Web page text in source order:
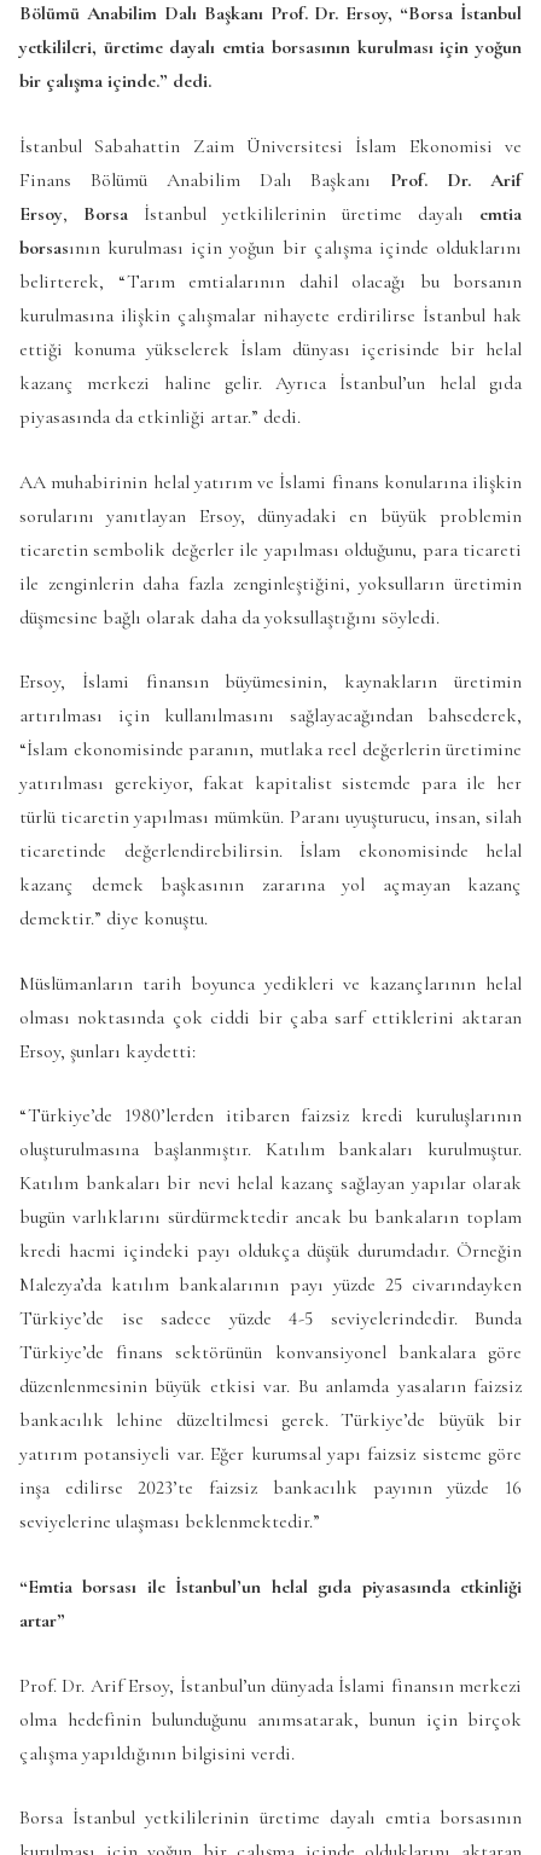
Bölümü Anabilim Dalı Başkanı Prof. Dr. Ersoy, “Borsa İstanbul
yetkilileri, üretime dayalı emtia borsasının kurulması için yoğun
bir çalışma içinde.” dedi.
İstanbul Sabahattin Zaim Üniversitesi İslam Ekonomisi ve
Finans Bölümü Anabilim Dalı Başkanı Prof. Dr. Arif
Ersoy, Borsa İstanbul yetkililerinin üretime dayalı emtia
borsasının kurulması için yoğun bir çalışma içinde olduklarını
belirterek, “Tarım emtialarının dahil olacağı bu borsanın
kurulmasına ilişkin çalışmalar nihayete erdirilirse İstanbul hak
ettiği konuma yükselerek İslam dünyası içerisinde bir helal
kazanç merkezi haline gelir. Ayrıca İstanbul’un helal gıda
piyasasında da etkinliği artar.” dedi.
AA muhabirinin helal yatırım ve İslami finans konularına ilişkin
sorularını yanıtlayan Ersoy, dünyadaki en büyük problemin
ticaretin sembolik değerler ile yapılması olduğunu, para ticareti
ile zenginlerin daha fazla zenginleştiğini, yoksulların üretimin
düşmesine bağlı olarak daha da yoksullaştığını söyledi.
Ersoy, İslami finansın büyümesinin, kaynakların üretimin
artırılması için kullanılmasını sağlayacağından bahsederek,
“İslam ekonomisinde paranın, mutlaka reel değerlerin üretimine
yatırılması gerekiyor, fakat kapitalist sistemde para ile her
türlü ticaretin yapılması mümkün. Paranı uyuşturucu, insan, silah
ticaretinde değerlendirebilirsin. İslam ekonomisinde helal
kazanç demek başkasının zararına yol açmayan kazanç
demektir.” diye konuştu.
Müslümanların tarih boyunca yedikleri ve kazançlarının helal
olması noktasında çok ciddi bir çaba sarf ettiklerini aktaran
Ersoy, şunları kaydetti:
“Türkiye’de 1980’lerden itibaren faizsiz kredi kuruluşlarının
oluşturulmasına başlanmıştır. Katılım bankaları kurulmuştur.
Katılım bankaları bir nevi helal kazanç sağlayan yapılar olarak
bugün varlıklarını sürdürmektedir ancak bu bankaların toplam
kredi hacmi içindeki payı oldukça düşük durumdadır. Örneğin
Malezya’da katılım bankalarının payı yüzde 25 civarındayken
Türkiye’de ise sadece yüzde 4-5 seviyelerindedir. Bunda
Türkiye’de finans sektörünün konvansiyonel bankalara göre
düzenlenmesinin büyük etkisi var. Bu anlamda yasaların faizsiz
bankacılık lehine düzeltilmesi gerek. Türkiye’de büyük bir
yatırım potansiyeli var. Eğer kurumsal yapı faizsiz sisteme göre
inşa edilirse 2023’te faizsiz bankacılık payının yüzde 16
seviyelerine ulaşması beklenmektedir.”
“Emtia borsası ile İstanbul’un helal gıda piyasasında etkinliği
artar”
Prof. Dr. Arif Ersoy, İstanbul’un dünyada İslami finansın merkezi
olma hedefinin bulunduğunu anımsatarak, bunun için birçok
çalışma yapıldığının bilgisini verdi.
Borsa İstanbul yetkililerinin üretime dayalı emtia borsasının